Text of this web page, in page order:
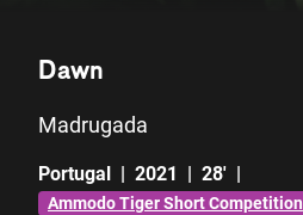
Dawn
Madrugada
Portugal | 2021 | 28' |
Ammodo Tiger Short Competition